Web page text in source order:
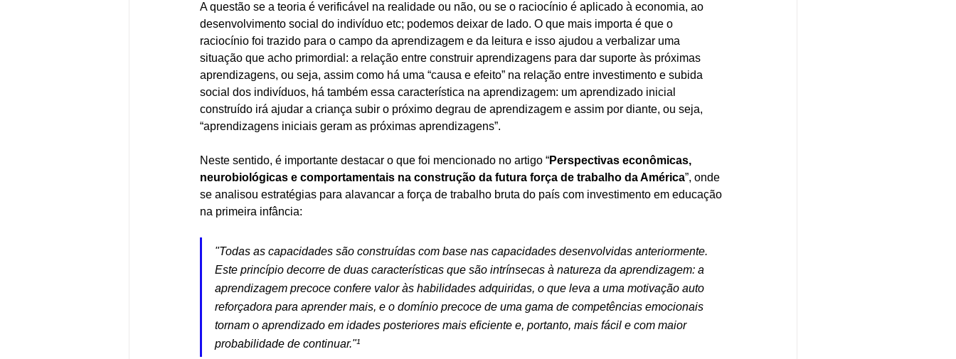
A questão se a teoria é verificável na realidade ou não, ou se o raciocínio é aplicado à economia, ao
desenvolvimento social do indivíduo etc; podemos deixar de lado. O que mais importa é que o
raciocínio foi trazido para o campo da aprendizagem e da leitura e isso ajudou a verbalizar uma
situação que acho primordial: a relação entre construir aprendizagens para dar suporte às próximas
aprendizagens, ou seja, assim como há uma “causa e efeito” na relação entre investimento e subida
social dos indivíduos, há também essa característica na aprendizagem: um aprendizado inicial
construído irá ajudar a criança subir o próximo degrau de aprendizagem e assim por diante, ou seja,
“aprendizagens iniciais geram as próximas aprendizagens”.
Neste sentido, é importante destacar o que foi mencionado no artigo “Perspectivas econômicas,
neurobiológicas e comportamentais na construção da futura força de trabalho da América”, onde
se analisou estratégias para alavancar a força de trabalho bruta do país com investimento em educação
na primeira infância:
"Todas as capacidades são construídas com base nas capacidades desenvolvidas anteriormente.
Este princípio decorre de duas características que são intrínsecas à natureza da aprendizagem: a
aprendizagem precoce confere valor às habilidades adquiridas, o que leva a uma motivação auto
reforçadora para aprender mais, e o domínio precoce de uma gama de competências emocionais
tornam o aprendizado em idades posteriores mais eficiente e, portanto, mais fácil e com maior
probabilidade de continuar."¹